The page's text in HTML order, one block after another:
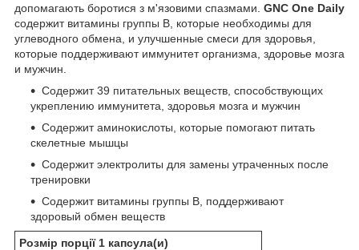
допомагають боротися з м'язовими спазмами. GNC One Daily
содержит витамины группы В, которые необходимы для
углеводного обмена, и улучшенные смеси для здоровья,
которые поддерживают иммунитет организма, здоровье мозга
и мужчин.
Содержит 39 питательных веществ, способствующих
укреплению иммунитета, здоровья мозга и мужчин
Содержит аминокислоты, которые помогают питать
скелетные мышцы
Содержит электролиты для замены утраченных после
тренировки
Содержит витамины группы В, поддерживают
здоровый обмен веществ
Розмір порції 1 капсула(и)